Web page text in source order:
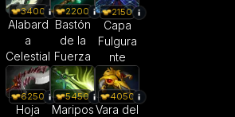
3400
Alabard
a
Celestial
2200
Bastón
de la
Fuerza
2150
Capa
Fulgura
nte
6250
Hoja
5450
Maripos
4050
Vara del